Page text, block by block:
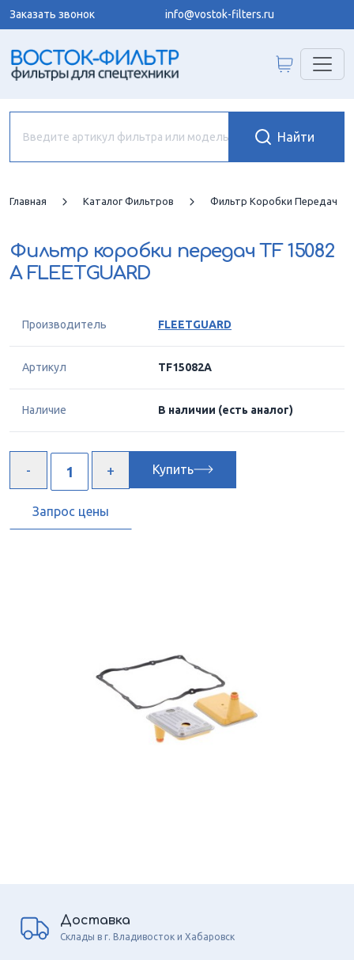
Заказать звонок info@vostok-filters.ru
Главная Каталог Фильтров Фильтр Коробки Передач
Фильтр коробки передачTF 15082
A FLEETGUARD
Производитель FLEETGUARD
Артикул TF15082A
Наличие В наличии (есть аналог)
Купить
Запрос цены
Доставка
Склады в г. Владивосток и Хабаровск